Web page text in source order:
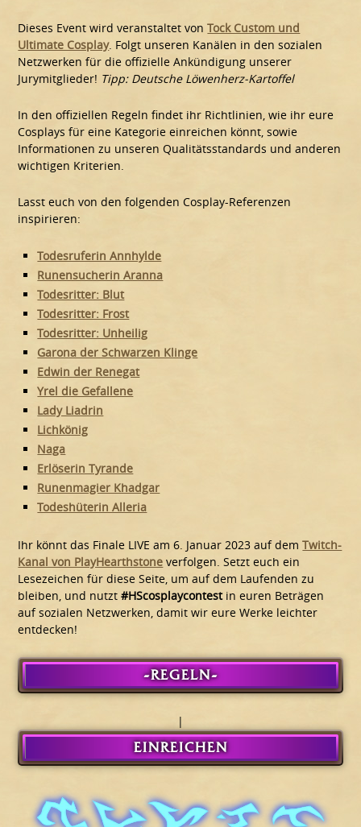
Dieses Event wird veranstaltet vonTock Custom und
Ultimate Cosplay. Folgt unseren Kanälen in den sozialen
Netzwerken für die offizielle Ankündigung unserer
Jurymitglieder! Tipp: Deutsche Löwenherz-Kartoffel
In den offiziellen Regeln findet ihr Richtlinien, wie ihr eure
Cosplays für eine Kategorie einreichen könnt, sowie
Informationen zu unseren Qualitätsstandards und anderen
wichtigen Kriterien.
Lasst euch von den folgenden Cosplay-Referenzen
inspirieren:
Todesruferin Annhylde
Runensucherin Aranna
Todesritter: Blut
Todesritter: Frost
Todesritter: Unheilig
Garona der Schwarzen Klinge
Edwin der Renegat
Yrel die Gefallene
Lady Liadrin
Lichkönig
Naga
Erlöserin Tyrande
Runenmagier Khadgar
Todeshüterin Alleria
Ihr könnt das Finale LIVE am 6. Januar 2023 auf demTwitch-
Kanal von PlayHearthstone verfolgen. Setzt euch ein
Lesezeichen für diese Seite, um auf dem Laufenden zu
bleiben, und nutzt#HScosplaycontestin euren Beträgen
auf sozialen Netzwerken, damit wir eure Werke leichter
entdecken!
-REGELN-
|
EINREICHEN